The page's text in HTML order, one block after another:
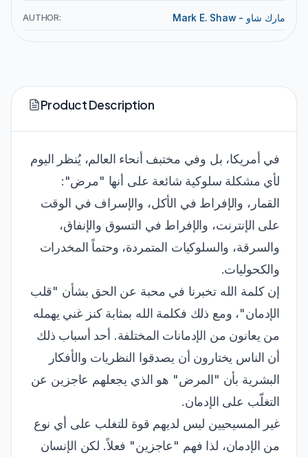
AUTHOR: Mark E. Shaw - مارك شاو
Product Description
في أمريكا، بل وفي مختبف أنحاء العالم، يُنظر اليوم
لأي مشكلة سلوكية شائعة على أنها "مرض":
القمار، والإفراط في الأكل، والإسراف في الوقت
على الإنترنت، والإفراط في التسوق والإنفاق،
والسرقة، والسلوكيات المتمردة، وحتماً المخدرات
والكحوليات.
إن كلمة الله تخبرنا في محبة عن الحق بشأن "قلب
الإدمان"، ومع ذلك فكلمة الله بمثابة كنز غني يهمله
من يعانون من الإدمانات المختلفة. أحد أسباب ذلك
أن الناس يختارون أن يصدقوا النظريات والأفكار
البشرية بأن "المرض" هو الذي يجعلهم عاجزين عن
التغلّب على الإدمان.
غير المسيحيين ليس لديهم قوة للتغلب على أي نوع
من الإدمان، لذا فهم "عاجزين" فعلاً. لكن الإنسان